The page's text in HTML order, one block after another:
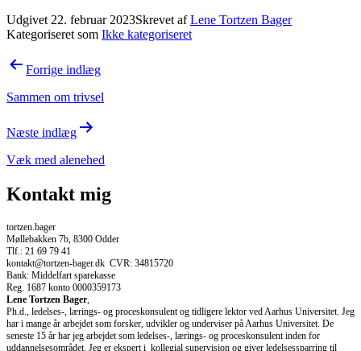
Udgivet 22. februar 2023Skrevet afLene Tortzen Bager
Kategoriseret som Ikke kategoriseret
Indlægsnavigation
Forrige indlæg
Sammen om trivsel
Næste indlæg
Væk med alenehed
Kontakt mig
tortzen.bager
Møllebakken 7b, 8300 Odder
Tlf.: 21 69 79 41
kontakt@tortzen-bager.dk CVR: 34815720
Bank: Middelfart sparekasse
Reg. 1687 konto 0000359173
Lene Tortzen Bager
Ph.d., ledelses-, lærings- og proceskonsulent og tidligere lektor ved Aarhus Universitet. Jeg
har i mange år arbejdet som forsker, udvikler og underviser på Aarhus Universitet. De
seneste 15 år har jeg arbejdet som ledelses-, lærings- og proceskonsulent inden for
uddannelsesområdet. Jeg er ekspert i kollegial supervision og giver ledelsessparring til